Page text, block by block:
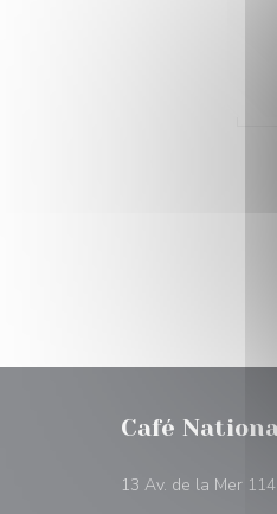
Café
13 Av. de la Mer